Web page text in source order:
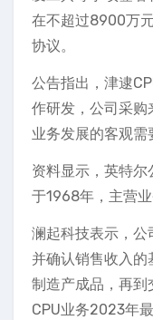
在不超过8900万
协议。
公告指出，津逮
作研发，公司采购
业务发展的客观需
资料显示，英特
于1968年，主营
澜起科技表示，公
并确认销售收入的
制造产成品，再到
CPU业务2023年